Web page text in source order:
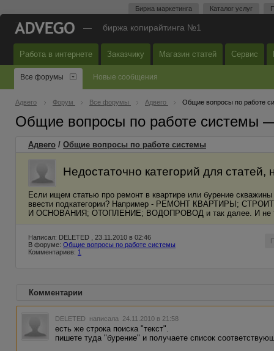
Биржа маркетинга Каталог услуг
— биржа копирайтинга №1
Работа в интернете Заказчику Магазин статей Сервис
Все форумы Новые сообщения
Адвего Форум Все форумы Адвего Общие вопросы по работе
Общие вопросы по работе системы
Адвего / Общие вопросы по работе системы
Недостаточно категорий для
Если ищем статью про ремонт в квартире или бурение
ввести подкатегории? Например - РЕМОНТ КВАРТИРЫ;
И ОСНОВАНИЯ; ОТОПЛЕНИЕ; ВОДОПРОВОД и так далее. И не
Написал: DELETED , 23.11.2010 в 02:46
В форуме: Общие вопросы по работе системы
Комментариев: 1
Комментарии
DELETED написала 24.11.2010 в 21:58
есть же строка поиска "текст".
пишете туда "бурение" и получаете список